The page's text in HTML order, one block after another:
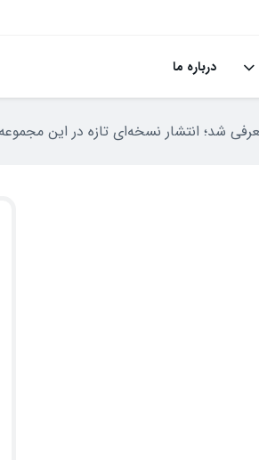
درباره ما